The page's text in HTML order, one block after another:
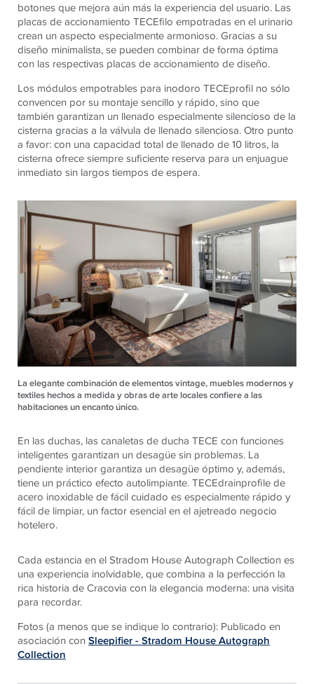
botones que mejora aún más la experiencia del usuario. Las
placas de accionamiento TECEfilo empotradas en el urinario
crean un aspecto especialmente armonioso. Gracias a su
diseño minimalista, se pueden combinar de forma óptima
con las respectivas placas de accionamiento de diseño.
Los módulos empotrables para inodoro TECEprofil no sólo
convencen por su montaje sencillo y rápido, sino que
también garantizan un llenado especialmente silencioso de la
cisterna gracias a la válvula de llenado silenciosa. Otro punto
a favor: con una capacidad total de llenado de 10 litros, la
cisterna ofrece siempre suficiente reserva para un enjuague
inmediato sin largos tiempos de espera.
La elegante combinación de elementos vintage, muebles modernos y
textiles hechos a medida y obras de arte locales confiere a las
habitaciones un encanto único.
En las duchas, las canaletas de ducha TECE con funciones
inteligentes garantizan un desagüe sin problemas. La
pendiente interior garantiza un desagüe óptimo y, además,
tiene un práctico efecto autolimpiante.TECEdrainprofile de
acero inoxidable de fácil cuidado es especialmente rápido y
fácil de limpiar, un factor esencial en el ajetreado negocio
hotelero.
Cada estancia en el Stradom House Autograph Collection es
una experiencia inolvidable, que combina a la perfección la
rica historia de Cracovia con la elegancia moderna: una visita
para recordar.
Fotos (a menos que se indique lo contrario): Publicado en
asociación conSleepifier - Stradom House Autograph
Collection